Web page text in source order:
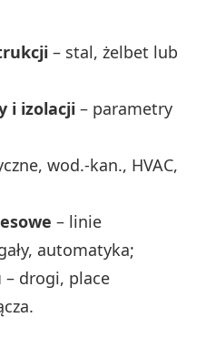
– stal, żelbet lub
i izolacji – parametry
wod.-kan., HVAC,
– linie
automatyka;
– drogi, place